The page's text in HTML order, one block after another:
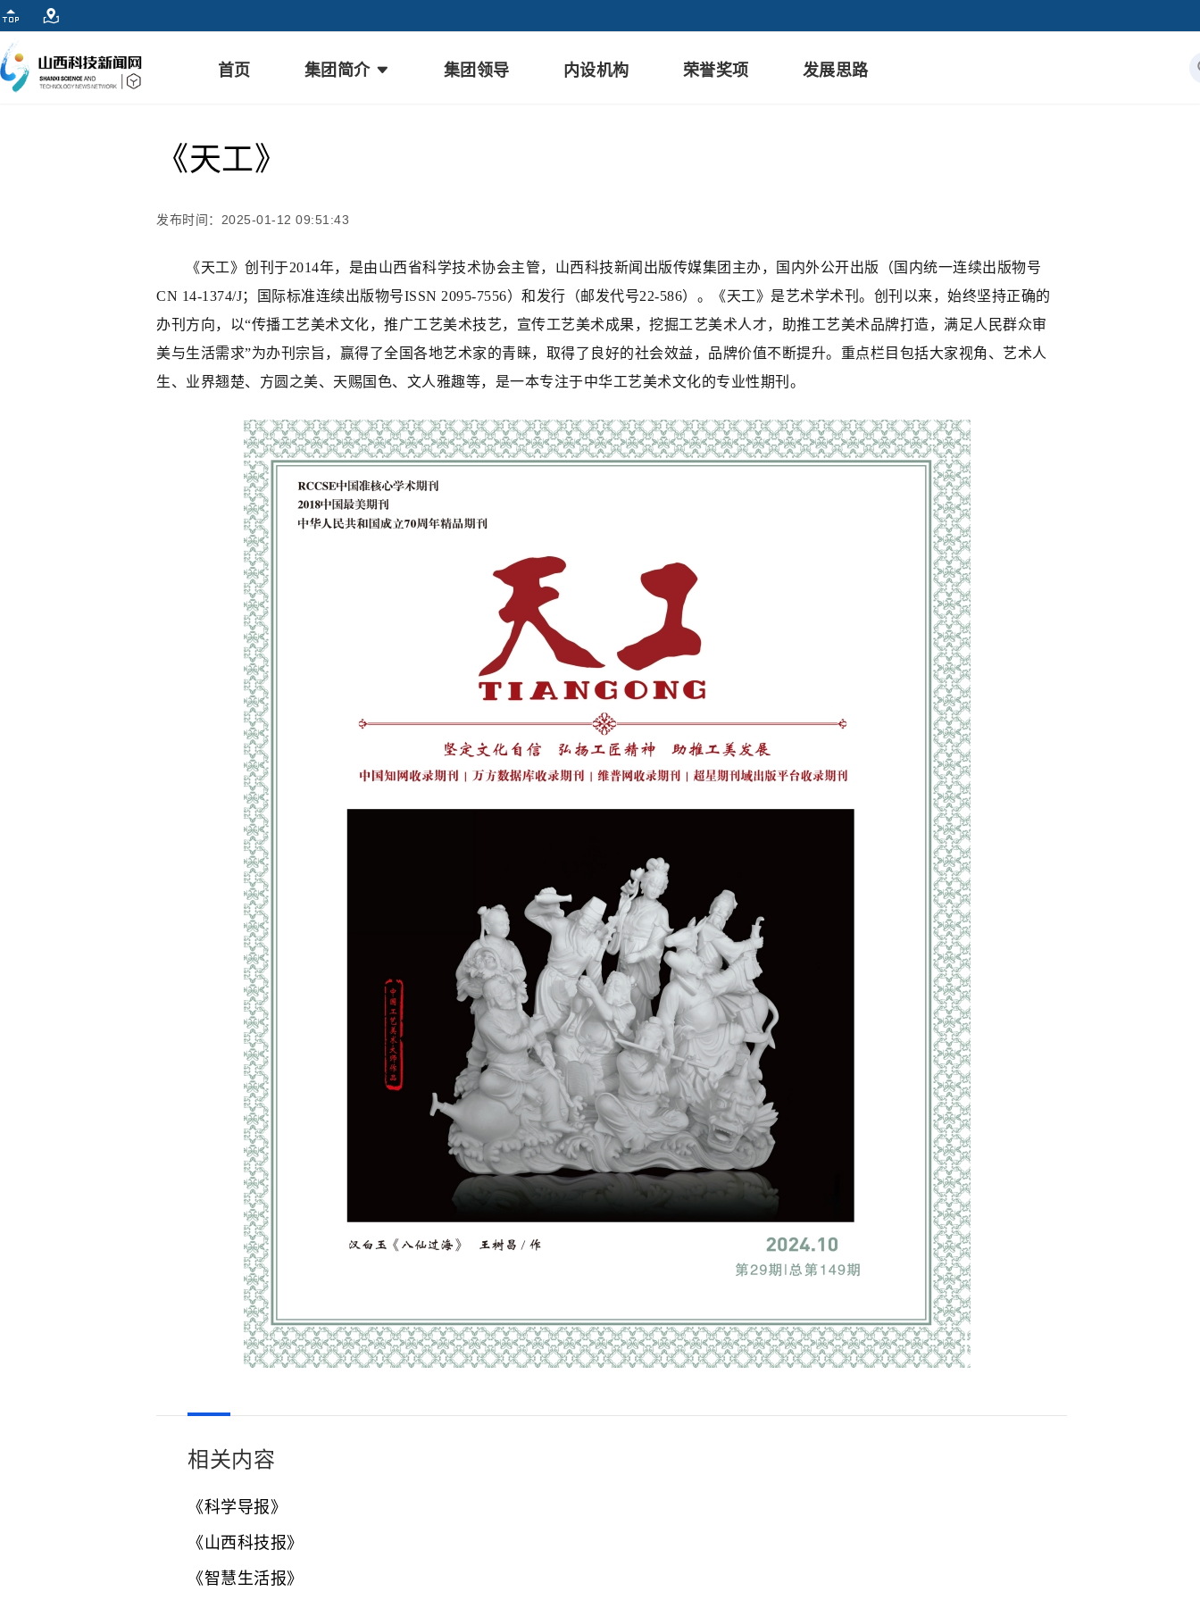
首页 集团简介 集团领导 内设机构 荣誉奖项 发展思路
《天工》
发布时间：2025-01-12 09:51:43
《天工》创刊于2014年，是由山西省科学技术协会主管，山西科技新闻出版传媒集团主办，国内外公开出版（国内统一连续出版物号
CN 14-1374/J；国际标准连续出版物号ISSN 2095-7556）和发行（邮发代号22-586）。《天工》是艺术学术刊。创刊以来，始终坚持正确的
办刊方向，以“传播工艺美术文化，推广工艺美术技艺，宣传工艺美术成果，挖掘工艺美术人才，助推工艺美术品牌打造，满足人民群众审
美与生活需求”为办刊宗旨，赢得了全国各地艺术家的青睐，取得了良好的社会效益，品牌价值不断提升。重点栏目包括大家视角、艺术人
生、业界翘楚、方圆之美、天赐国色、文人雅趣等，是一本专注于中华工艺美术文化的专业性期刊。
相关内容
《科学导报》
《山西科技报》
《智慧生活报》